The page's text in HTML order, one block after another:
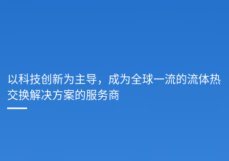
以科技创新为主导，成为全球一流的流体热
交换解决方案的服务商